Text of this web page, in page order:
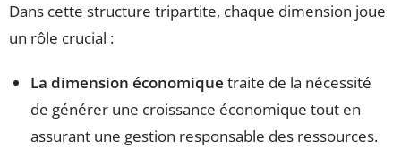
Dans cette structure tripartite, chaque dimension joue
un rôle crucial :
La dimension économique traite de la nécessité
de générer une croissance économique tout en
assurant une gestion responsable des ressources.